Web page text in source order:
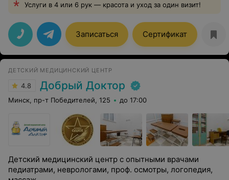
Услуги в 4 или 6 рук — красота и уход за один визит!
Записаться Сертификат
ДЕТСКИЙ МЕДИЦИНСКИЙ ЦЕНТР
4.8 Добрый Доктор
Минск, пр-т Победителей, 125 до 17:00
Детский медицинский центр с опытными врачами
педиатрами, неврологами, проф. осмотры, логопедия,